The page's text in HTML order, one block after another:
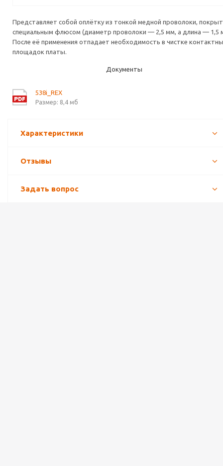
Представляет собой оплётку из тонкой медной проволоки,
специальным флюсом (диаметр проволоки — 2,5 мм, а длина — 1,5
После её применения отпадает необходимость в чистке
площадок платы.
Документы
538i_REX
Размер: 8,4 мб
Характеристики
Отзывы
Задать вопрос